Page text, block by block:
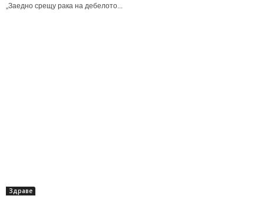
„Заедно срещу рака на дебелото...
Здраве